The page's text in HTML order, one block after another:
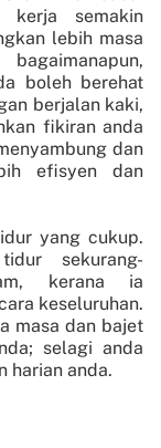
semakin
lebih masa
boleh berehat
berjalan kaki,
fikiran anda
dan
efisyen dan
yang cukup.
sekurang-
kerana ia
keseluruhan.
masa dan bajet
selagi anda
harian anda.